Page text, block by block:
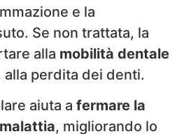
e la
Se non trattata, la
alla mobilità dentale
alla perdita dei denti.
aiuta a fermare la
, migliorando lo